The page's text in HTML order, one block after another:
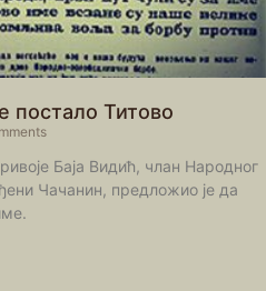
постало Титово
Баја Видић, члан Народног
Чачанин, предложио је да